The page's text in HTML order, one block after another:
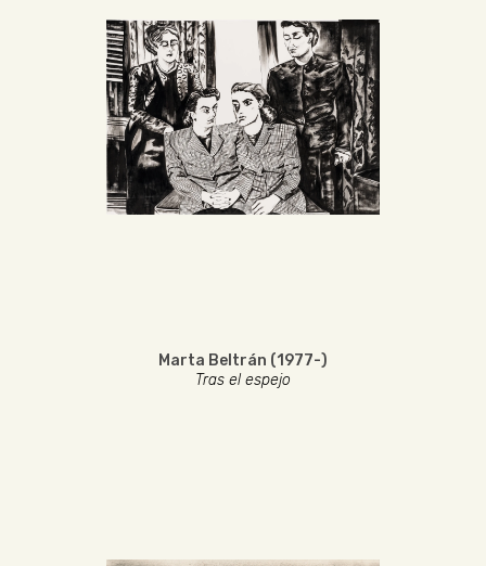
Marta Beltrán (1977-)
Tras el espejo